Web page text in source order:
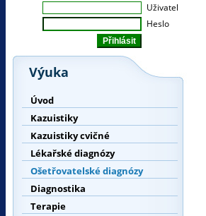
Uživatel
Heslo
Výuka
Úvod
Kazuistiky
Kazuistiky cvičné
Lékařské diagnózy
Ošetřovatelské diagnózy
Diagnostika
Terapie